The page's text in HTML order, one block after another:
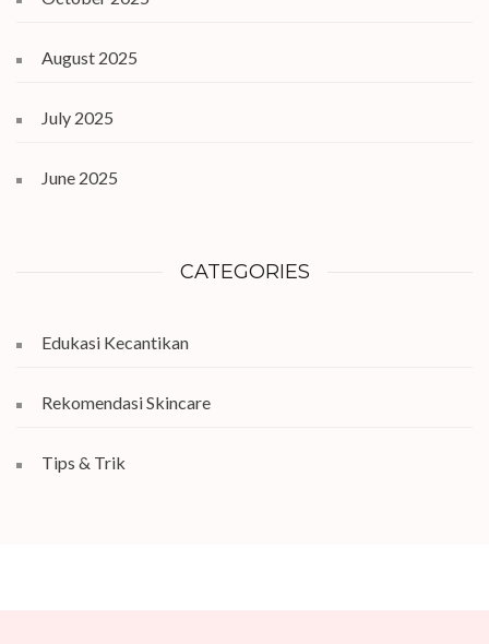
August 2025
July 2025
June 2025
CATEGORIES
Edukasi Kecantikan
Rekomendasi Skincare
Tips & Trik